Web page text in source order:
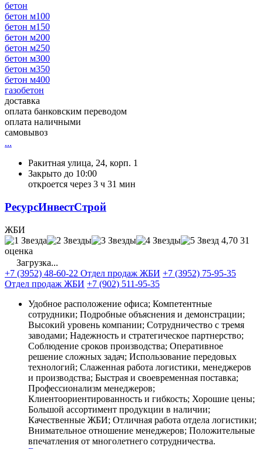
бетон
бетон м100
бетон м150
бетон м200
бетон м250
бетон м300
бетон м350
бетон м400
газобетон
доставка
оплата банковским переводом
оплата наличными
самовывоз
...
Ракитная улица, 24, корп. 1
Закрыто до 10:00
откроется через 3 ч 31 мин
РесурсИнвестСтрой
ЖБИ
4,70 31
оценка
Загрузка...
+7 (3952) 48-60-22 Отдел продаж ЖБИ +7 (3952) 75-95-35
Отдел продаж ЖБИ +7 (902) 511-95-35
Удобное расположение офиса; Компетентные
сотрудники; Подробные объяснения и демонстрации;
Высокий уровень компании; Сотрудничество с тремя
заводами; Надежность и стратегическое партнерство;
Соблюдение сроков производства; Оперативное
решение сложных задач; Использование передовых
технологий; Слаженная работа логистики, менеджеров
и производства; Быстрая и своевременная поставка;
Профессионализм менеджеров;
Клиентоориентированность и гибкость; Хорошие цены;
Большой ассортимент продукции в наличии;
Качественные ЖБИ; Отличная работа отдела логистики;
Внимательное отношение менеджеров; Положительные
впечатления от многолетнего сотрудничества.